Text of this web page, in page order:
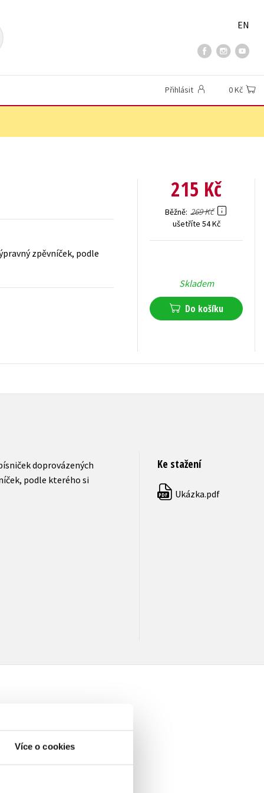
Více o cookies
EN
Přihlásit 0 Kč
zpěvníček, podle
215 Kč
Běžně 269 Kč
ušetříte 54 Kč
Skladem
Do košíku
doprovázených
podle kterého si
Ke stažení
PDF Ukázka.pdf